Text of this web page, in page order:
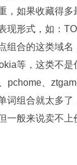
如果收藏得
形式，如：
合的这类域
等，这类不是
、
词组合就太多
般来说卖不上